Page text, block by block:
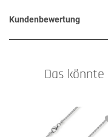
Kundenbewertung
Das